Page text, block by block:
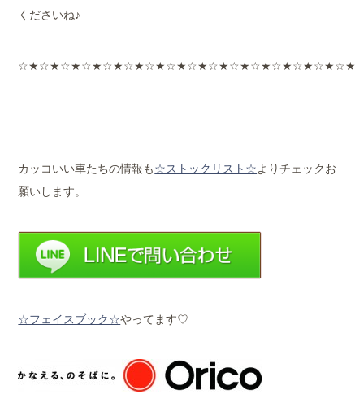
くださいね♪
☆★☆★☆★☆★☆★☆★☆★☆★☆★☆★☆★☆★☆★☆★☆★☆★
カッコいい車たちの情報も☆ストックリスト☆よりチェックお
願いします。
☆フェイスブック☆やってます♡